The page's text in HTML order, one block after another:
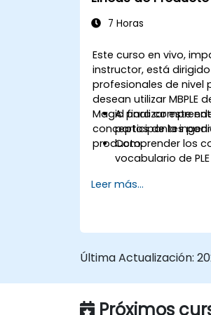
7 Horas
Este curso en vivo,
instructor, está
profesionales de nivel
desean utilizar MBPLE
Magic para
conceptos de la
producto.
Al finalizar este
participantes
Comprender los
vocabulario de PLE
modelado de
Utilizar
variación y
Leer más...
Última Actualización:
Próximos